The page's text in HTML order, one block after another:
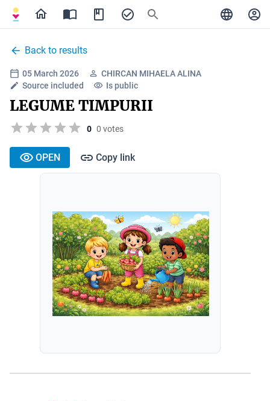
Back to results
05 March 2026
CHIRCAN MIHAELA ALINA
Source included
Is public
LEGUME TIMPURII
0 0 votes
OPEN Copy link